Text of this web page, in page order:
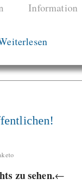
Information
zu sehen.←
-- ab
Die Anstalt